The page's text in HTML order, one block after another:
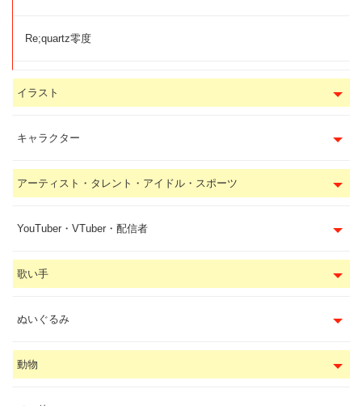
Re;quartz零度
イラスト
キャラクター
アーティスト・タレント・アイドル・スポーツ
YouTuber・VTuber・配信者
歌い手
ぬいぐるみ
動物